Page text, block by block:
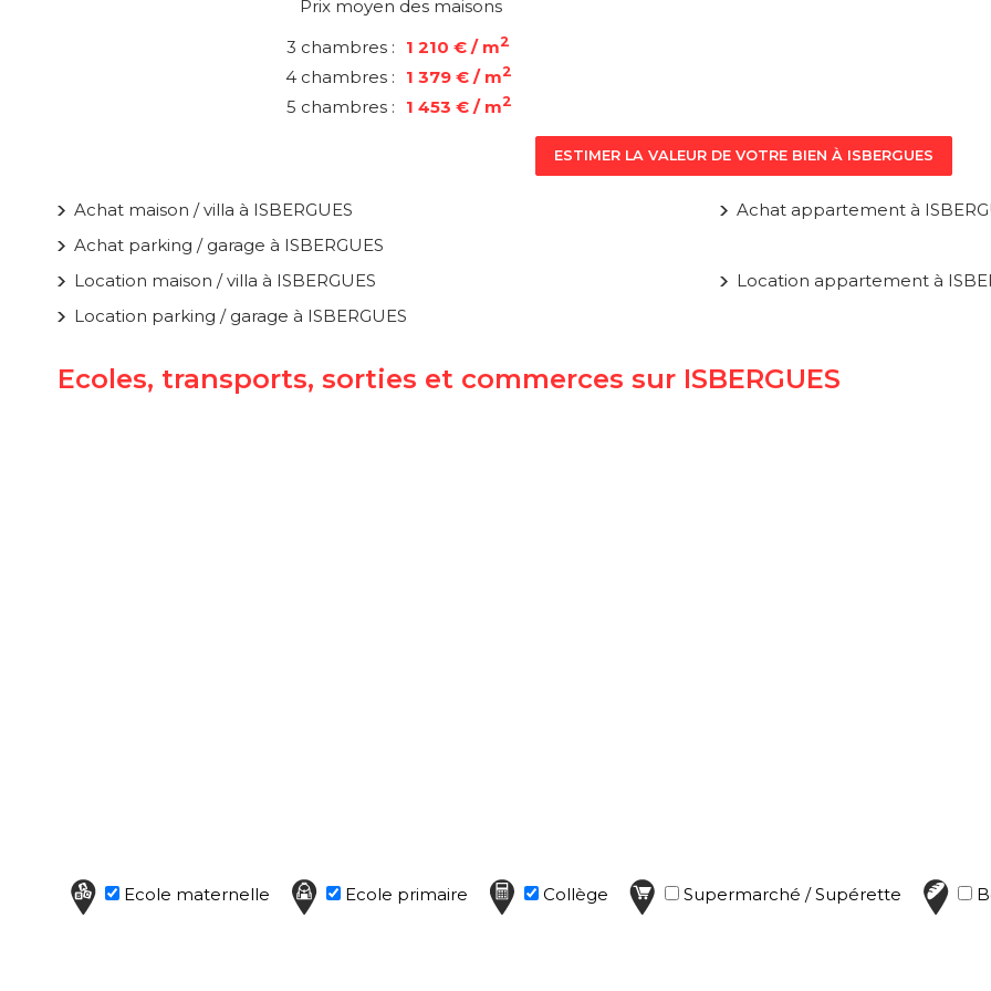
Prix moyen des maisons
3 chambres :
1 210 € / m2
4 chambres : 1 379 € / m2
5 chambres : 1 453 € / m2
ESTIMER LA VALEUR DE VOTRE BIEN À ISBERGUES
Achat maison / villa à ISBERGUES
Achat appartement à
Achat parking / garage à ISBERGUES
Location maison / villa à ISBERGUES
Location appartement à
Location parking / garage à ISBERGUES
Ecoles, transports, sorties et commerces sur ISBERGUES
Ecole maternelle Ecole primaire Collège Supermarché / Supérette